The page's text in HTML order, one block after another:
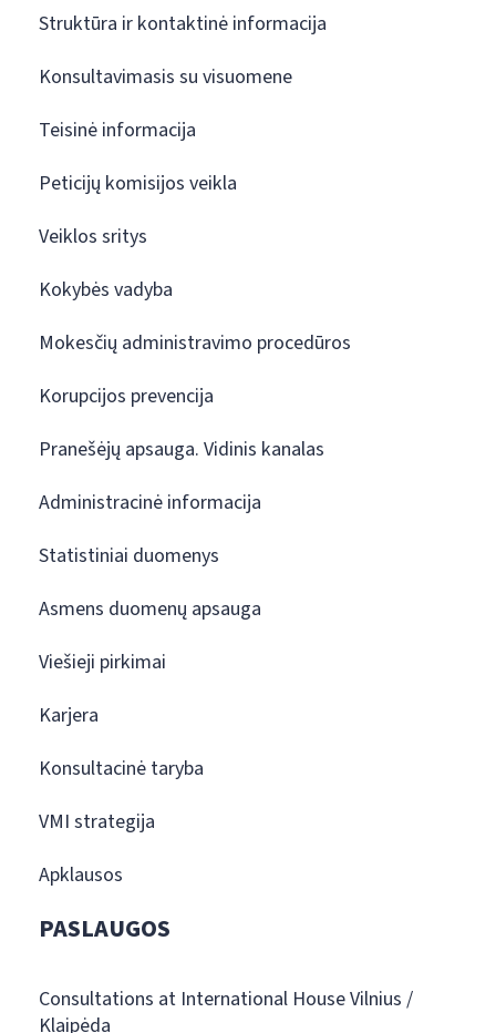
Struktūra ir kontaktinė informacija
Konsultavimasis su visuomene
Teisinė informacija
Peticijų komisijos veikla
Veiklos sritys
Kokybės vadyba
Mokesčių administravimo procedūros
Korupcijos prevencija
Pranešėjų apsauga. Vidinis kanalas
Administracinė informacija
Statistiniai duomenys
Asmens duomenų apsauga
Viešieji pirkimai
Karjera
Konsultacinė taryba
VMI strategija
Apklausos
PASLAUGOS
Consultations at International House Vilnius /
Klaipėda